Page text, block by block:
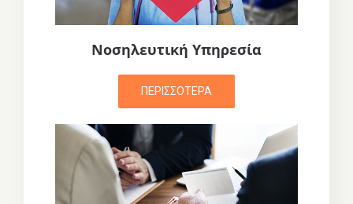
Νοσηλευτική Υπηρεσία
ΠΕΡΙΣΣΟΤΕΡΑ